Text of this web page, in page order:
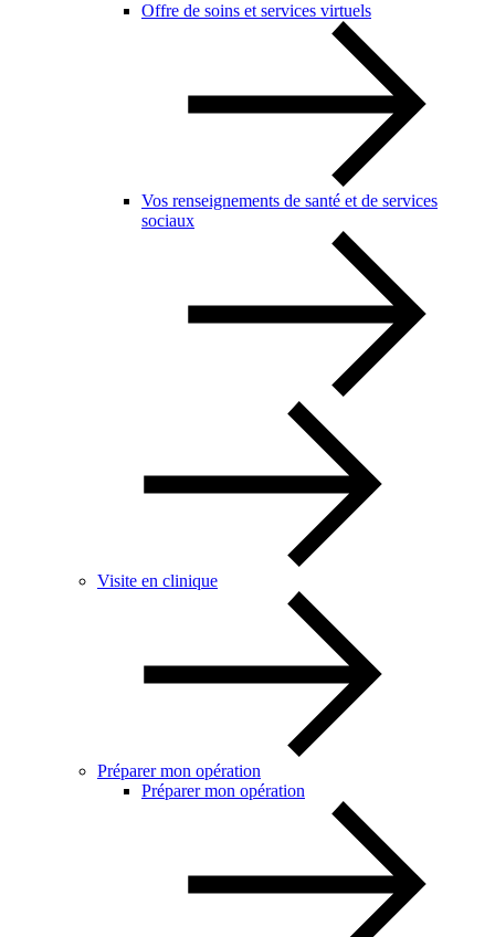
Offre de soins et services virtuels
Vos renseignements de santé et de services
sociaux
Visite en clinique
Préparer mon opération
Préparer mon opération